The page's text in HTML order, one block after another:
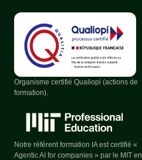
Organisme certifié Qualiopi (actions de
formation).
Notre référent formation IA est certifié «
Agentic AI for companies » par le MIT en